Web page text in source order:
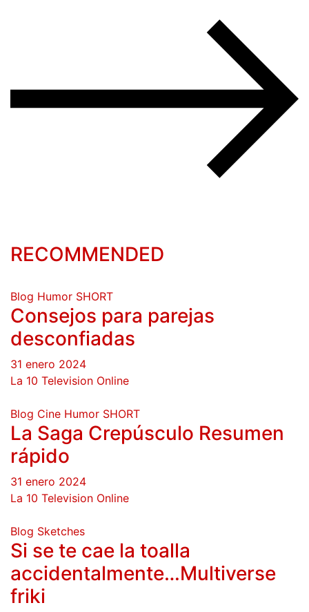
RECOMMENDED
Blog Humor SHORT
Consejos para parejas
desconfiadas
31 enero 2024
La 10 Television Online
Blog Cine Humor SHORT
La Saga Crepúsculo Resumen
rápido
31 enero 2024
La 10 Television Online
Blog Sketches
Si se te cae la toalla
accidentalmente…Multiverse
friki